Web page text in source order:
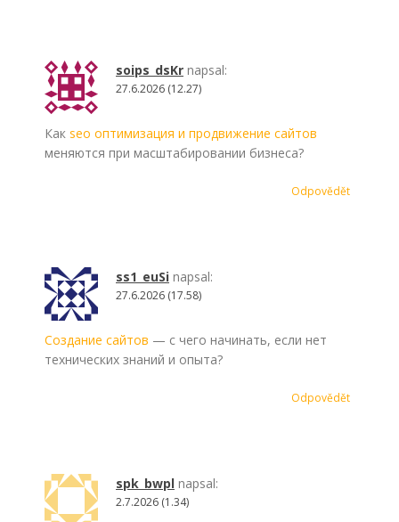
soips_dsKr napsal:
27.6.2026 (12.27)
Как seo оптимизация и продвижение сайтов
меняются при масштабировании бизнеса?
Odpovědět
ss1_euSi napsal:
27.6.2026 (17.58)
Создание сайтов — с чего начинать, если нет
технических знаний и опыта?
Odpovědět
spk_bwpl napsal:
2.7.2026 (1.34)